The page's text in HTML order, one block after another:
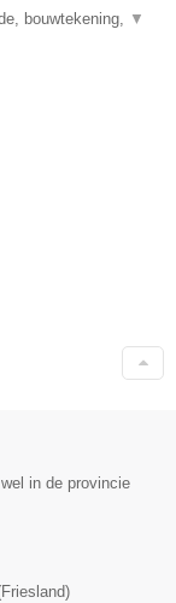
bouwtekening, ▼
in de provincie
Friesland)